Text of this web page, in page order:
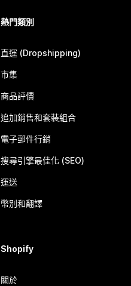
熱門類別
直運 (Dropshipping)
市集
商品評價
追加銷售和套裝組合
電子郵件行銷
搜尋引擎最佳化 (SEO)
運送
幣別和翻譯
Shopify
關於